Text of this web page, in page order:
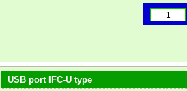
USB port IFC-U type